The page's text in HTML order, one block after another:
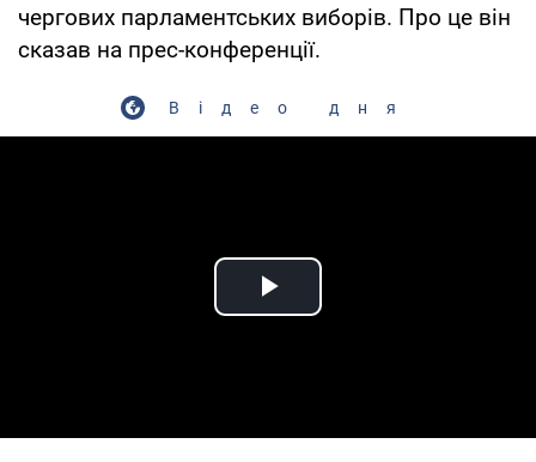
чергових парламентських виборів. Про це він
сказав на прес-конференції.
Відео дня
Play Video